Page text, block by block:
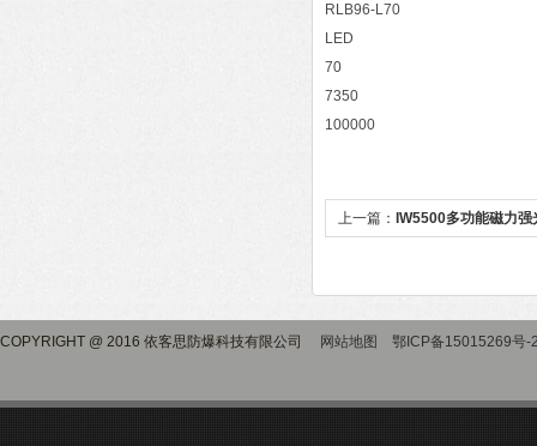
RLB96-L70
LED
70
7350
100000
上一篇： IW5500多功能磁力
COPYRIGHT @ 2016 依客思防爆科技有限公司 网站地图 鄂ICP备15015269号-